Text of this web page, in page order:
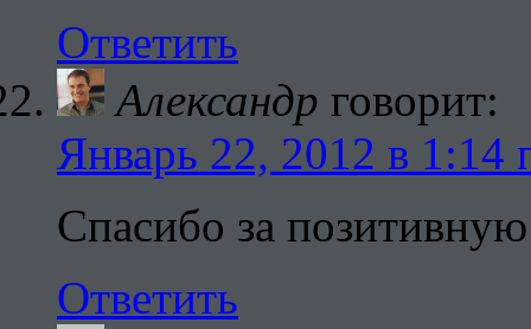
Ответить
Александр говорит:
Январь 22, 2012 в 1:14
Спасибо за
Ответить